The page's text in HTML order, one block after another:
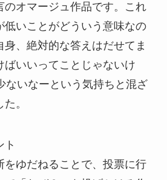
のオマージュ作品です。これ
低いことがどういう意味なの
、絶対的な答えはだせてま
ばいいってことじゃないけ
ないなーという気持ちと混ざ
。
ト
をゆだねることで、投票に行